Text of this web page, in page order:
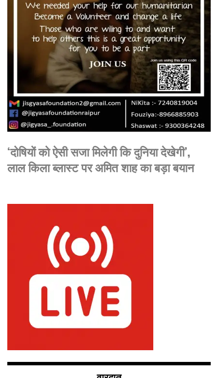
‘दोषियों को ऐसी सजा मिलेगी कि दुनिया देखेगी’,
लाल किला ब्लास्ट पर अमित शाह का बड़ा बयान